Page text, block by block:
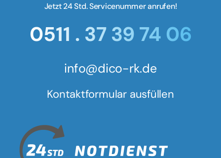
Jetzt 24 Std. Servicenummer anrufen!
0511 . 37 39 74 06
info@dico-rk.de
Kontaktformular ausfüllen